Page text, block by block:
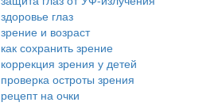
здоровье глаз
зрение и возраст
как сохранить зрение
коррекция зрения у детей
проверка остроты зрения
рецепт на очки